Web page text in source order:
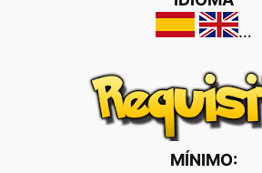
…
MÍNIMO: